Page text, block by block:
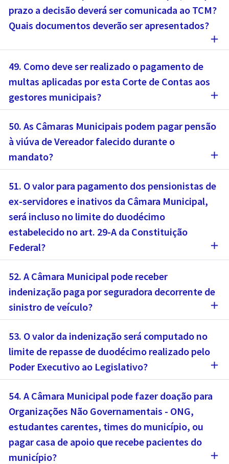
prazo a decisão deverá ser comunicada ao TCM?
Quais documentos deverão ser apresentados?
add
49. Como deve ser realizado o pagamento de
multas aplicadas por esta Corte de Contas aos
gestores municipais?
add
50. As Câmaras Municipais podem pagar pensão
à viúva de Vereador falecido durante o
mandato?
add
51. O valor para pagamento dos pensionistas de
ex-servidores e inativos da Câmara Municipal,
será incluso no limite do duodécimo
estabelecido no art. 29-A da Constituição
Federal?
add
52. A Câmara Municipal pode receber
indenização paga por seguradora decorrente de
sinistro de veículo?
add
53. O valor da indenização será computado no
limite de repasse de duodécimo realizado pelo
Poder Executivo ao Legislativo?
add
54. A Câmara Municipal pode fazer doação para
Organizações Não Governamentais - ONG,
estudantes carentes, times do município, ou
pagar casa de apoio que recebe pacientes do
município?
add